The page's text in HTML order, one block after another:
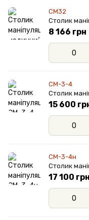
СМ32
Столик
8 166 грн
СМ-3-4
Столик
15 600
СМ-3-4н
Столик
17 100 грн